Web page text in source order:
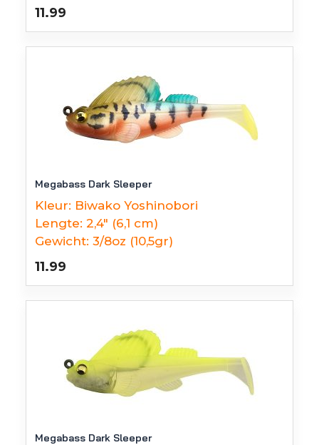
11.99
Megabass Dark Sleeper
Kleur: Biwako Yoshinobori
Lengte: 2,4" (6,1 cm)
Gewicht: 3/8oz (10,5gr)
11.99
Megabass Dark Sleeper